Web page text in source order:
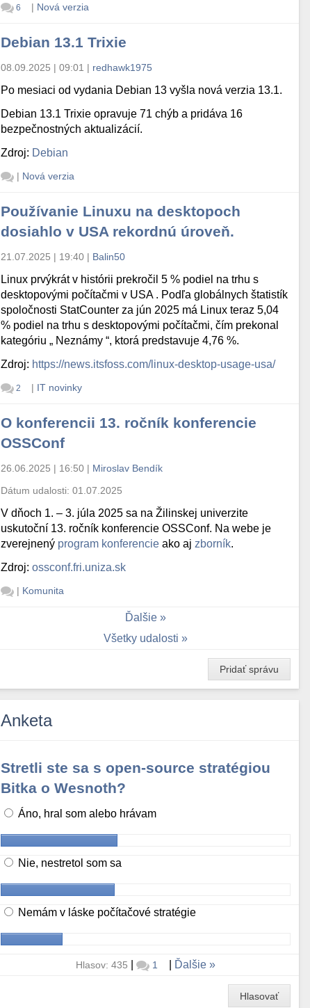
6 | Nová verzia
Debian 13.1 Trixie
08.09.2025 | 09:01 | redhawk1975
Po mesiaci od vydania Debian 13 vyšla nová verzia 13.1.
Debian 13.1 Trixie opravuje 71 chýb a pridáva 16
bezpečnostných aktualizácií.
Zdroj: Debian
| Nová verzia
Používanie Linuxu na desktopoch
dosiahlo v USA rekordnú úroveň.
21.07.2025 | 19:40 | Balin50
Linux prvýkrát v histórii prekročil 5 % podiel na trhu s
desktopovými počítačmi v USA . Podľa globálnych štatistík
spoločnosti StatCounter za jún 2025 má Linux teraz 5,04
% podiel na trhu s desktopovými počítačmi, čím prekonal
kategóriu „ Neznámy “, ktorá predstavuje 4,76 %.
Zdroj: https://news.itsfoss.com/linux-desktop-usage-usa/
2 | IT novinky
O konferencii 13. ročník konferencie
OSSConf
26.06.2025 | 16:50 | Miroslav Bendík
Dátum udalosti:01.07.2025
V dňoch 1. – 3. júla 2025 sa na Žilinskej univerzite
uskutoční 13. ročník konferencie OSSConf. Na webe je
zverejnený program konferencie ako aj zborník.
Zdroj:ossconf.fri.uniza.sk
| Komunita
Ďalšie
Všetky udalosti
Pridať správu
Anketa
Stretli ste sa s open-source stratégiou
Bitka o Wesnoth?
Áno, hral som alebo hrávam
Nie, nestretol som sa
Nemám v láske počítačové stratégie
Hlasov: 435 | 1 Ďalšie
Hlasovať